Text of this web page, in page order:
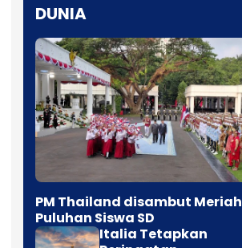
DUNIA
PM Thailand disambut Meriah
Puluhan Siswa SD
Italia Tetapkan